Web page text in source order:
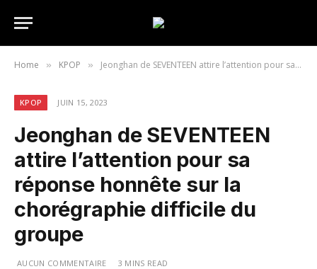
Home » KPOP » Jeonghan de SEVENTEEN attire l’attention pour sa réponse honnête sur la chorégraphie difficile du groupe
KPOP JUIN 15, 2023
Jeonghan de SEVENTEEN
attire l’attention pour sa
réponse honnête sur la
chorégraphie difficile du
groupe
AUCUN COMMENTAIRE 3 MINS READ